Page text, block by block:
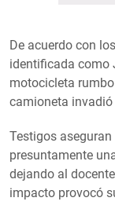
De acuerdo con
identificada como
motocicleta
camioneta
Testigos
presuntamente
dejando al
impacto provocó